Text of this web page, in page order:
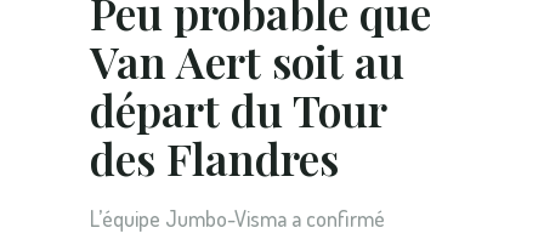
Peu probable que
Van Aert soit au
départ du Tour
des Flandres
L’équipe Jumbo-Visma a confirmé